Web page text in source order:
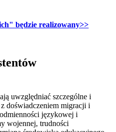
będzie realizowany>>
uwzględniać szczególne i
doświadczeniem migracji i
językowej i
wojennej, trudności